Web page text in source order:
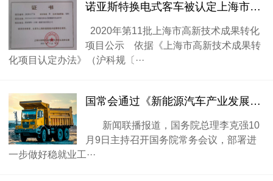
诺亚斯特换电式客车被认定上海市高新技术成果转化项目
2020年第11批上海市高新技术成果转化
项目公示 依据《上海市高新技术成果转
化项目认定办法》（沪科规〔···
国常会通过《新能源汽车产业发展规划》
新闻联播报道，国务院总理李克强10
月9日主持召开国务院常务会议，部署进
一步做好稳就业工···